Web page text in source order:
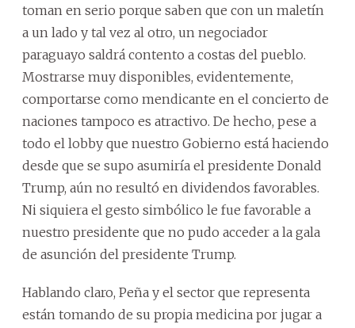
toman en serio porque saben que con un maletín
a un lado y tal vez al otro, un negociador
paraguayo saldrá contento a costas del pueblo.
Mostrarse muy disponibles, evidentemente,
comportarse como mendicante en el concierto de
naciones tampoco es atractivo. De hecho, pese a
todo el lobby que nuestro Gobierno está haciendo
desde que se supo asumiría el presidente Donald
Trump, aún no resultó en dividendos favorables.
Ni siquiera el gesto simbólico le fue favorable a
nuestro presidente que no pudo acceder a la gala
de asunción del presidente Trump.
Hablando claro, Peña y el sector que representa
están tomando de su propia medicina por jugar a